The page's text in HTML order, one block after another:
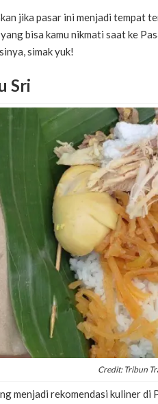
jika pasar ini menjadi tempat
bisa kamu nikmati saat ke
simak yuk!
Sri
Credit: Tribun
menjadi rekomendasi kuliner di